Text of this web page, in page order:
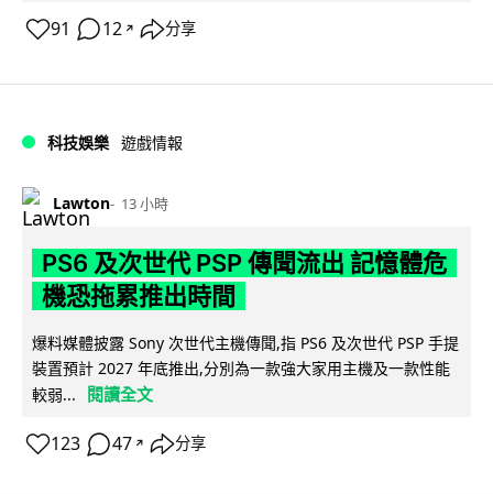
91 12 ↗ 分享
科技娛樂 遊戲情報
Lawton 13 小時
PS6 及次世代 PSP 傳聞流出 記憶體危
機恐拖累推出時間
爆料媒體披露 Sony 次世代主機傳聞,指 PS6 及次世代 PSP 手提
裝置預計 2027 年底推出,分別為一款強大家用主機及一款性能
較弱...
閱讀全文
123 47 ↗ 分享